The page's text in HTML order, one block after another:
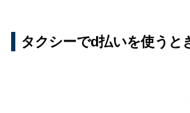
タクシーでd払いを使うと